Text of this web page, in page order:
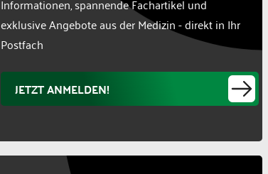
Informationen, spannende Fachartikel und
exklusive Angebote aus der Medizin - direkt in Ihr
Postfach
JETZT ANMELDEN!